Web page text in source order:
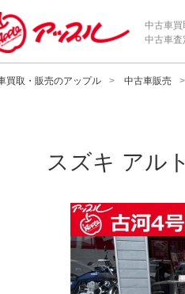
中古車買
中古車査
買取・販売のアップル 中古車販売
スズキ アル